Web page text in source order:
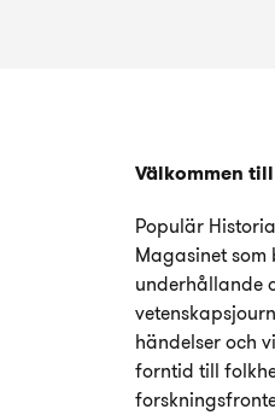
Välkommen
Populär
Magasinet
underhållande
händelser och
forntid till